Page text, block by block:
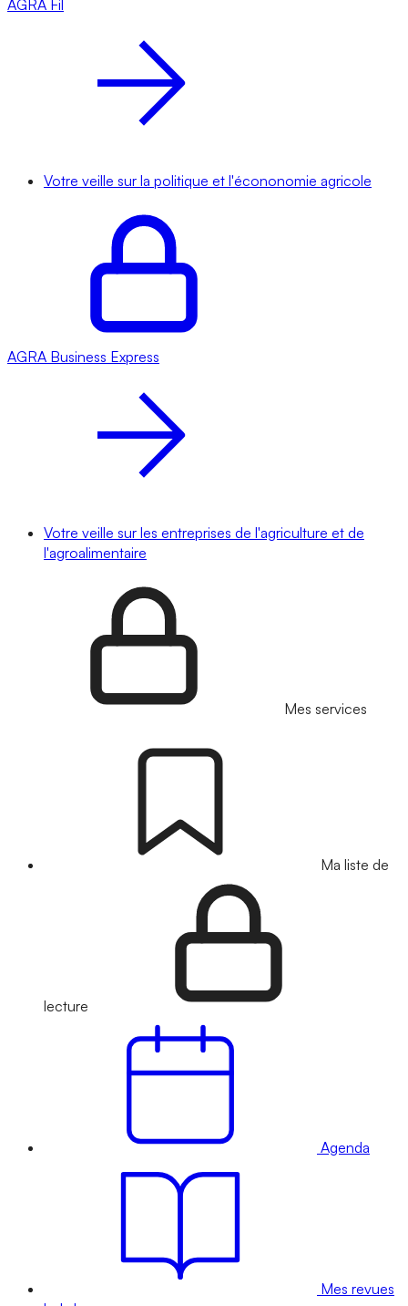
AGRA Fil
Votre veille sur la politique et l'écononomie agricole
AGRA Business Express
Votre veille sur les entreprises de l'agriculture et de
l'agroalimentaire
Mes services
Ma liste de
lecture
Agenda
Mes revues